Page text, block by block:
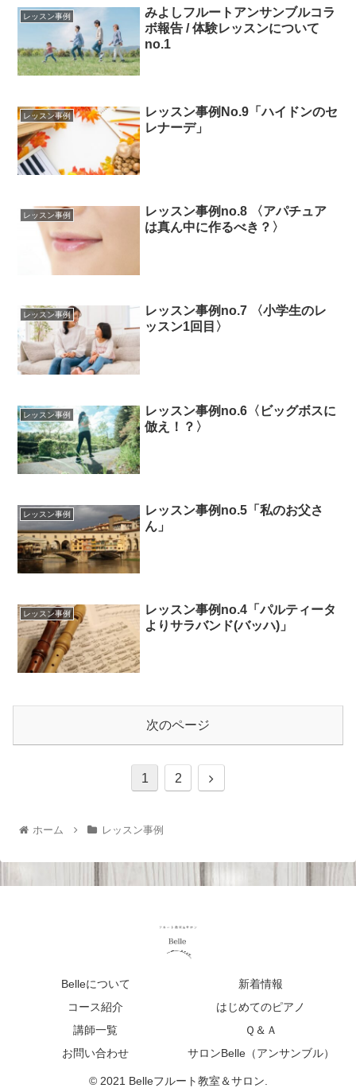
レッスン事例
みよしフルートアンサンブルコラ
ボ報告 / 体験レッスンについて
no.1
レッスン事例
レッスン事例No.9「ハイドンのセ
レナーデ」
レッスン事例
レッスン事例no.8 〈アパチュア
は真ん中に作るべき？〉
レッスン事例
レッスン事例no.7 〈小学生のレ
ッスン1回目〉
レッスン事例
レッスン事例no.6〈ビッグボスに
倣え！？〉
レッスン事例
レッスン事例no.5「私のお父さ
ん」
レッスン事例
レッスン事例no.4「パルティータ
よりサラバンド(バッハ)」
次のページ
1 2
ホーム レッスン事例
Belleについて
新着情報
コース紹介
はじめてのピアノ
講師一覧
Ｑ＆Ａ
お問い合わせ
サロンBelle（アンサンブル）
© 2021 Belleフルート教室＆サロン.